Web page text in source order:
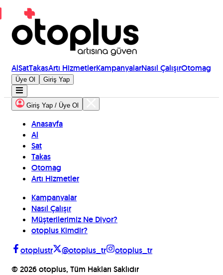
AlSatTakasArtı HizmetlerKampanyalarNasıl ÇalışırOtomag
Üye Ol Giriş Yap
Giriş Yap / Üye Ol
Anasayfa
Al
Sat
Takas
Otomag
Artı Hizmetler
Kampanyalar
Nasıl Çalışır
Müşterilerimiz Ne Diyor?
otoplus Kimdir?
otoplustr
@otoplus_tr
otoplus_tr
© 2026 otoplus, Tüm Hakları Saklıdır